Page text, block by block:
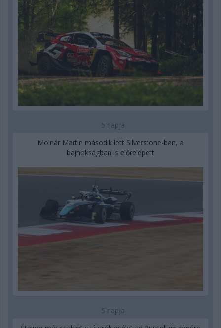
5 napja
Molnár Martin második lett Silverstone-ban, a
bajnokságban is előrelépett
5 napja